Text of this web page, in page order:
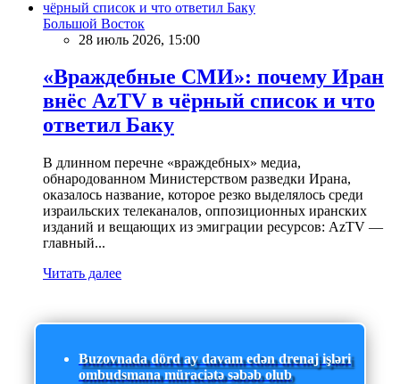
Большой Восток
28 июль 2026, 15:00
«Враждебные СМИ»: почему Иран
внёс AzTV в чёрный список и что
ответил Баку
В длинном перечне «враждебных» медиа,
обнародованном Министерством разведки Ирана,
оказалось название, которое резко выделялось среди
израильских телеканалов, оппозиционных иранских
изданий и вещающих из эмиграции ресурсов: AzTV —
главный...
Читать далее
Buzovnada dörd ay davam edən drenaj işləri
ombudsmana müraciətə səbəb olub